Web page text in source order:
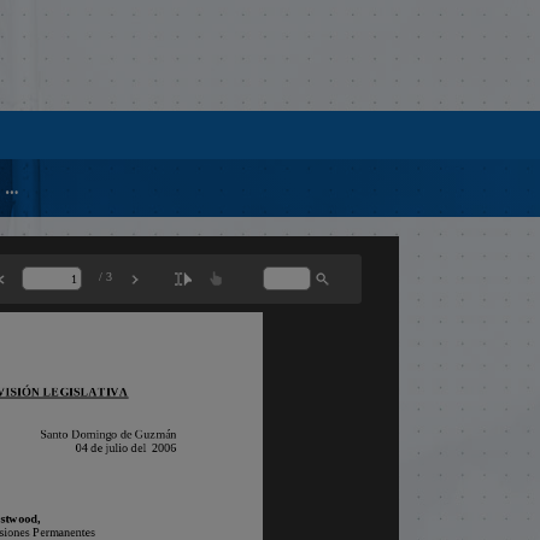
EXP-01770-PENSIONES SULEDO MINIMO DEL SECTOR PUBLICO